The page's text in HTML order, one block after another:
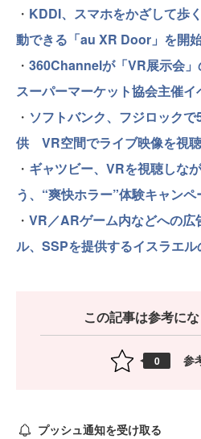
・ KDDI、スマホをかざして歩
動できる「au XR Door」を開
・ 360Channelが「VR展示会
スーパーマーケット協会主催
・ ソフトバンク、フジロック
供 VR空間でライブ映像を視
・ ギャツビー、VRを視聴しな
う、“爽快ホラー”体験キャン
・ VR／ARゲーム内などへの広
ル、SSPを提供するイスラエ
この記事は参考に
0 参
プッシュ通知を受け取る